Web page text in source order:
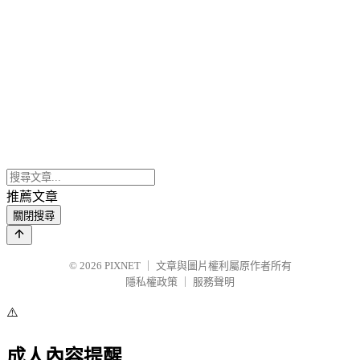
推薦文章
關閉搜尋
© 2026 PIXNET
文章與圖片權利屬原作者所有
隱私權政策
服務聲明
⚠️